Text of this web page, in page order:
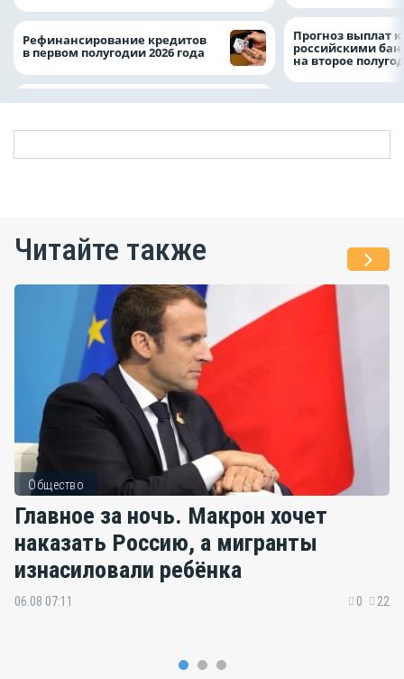
Рефинансирование кредитов
в первом полугодии 2026 года
Прогноз выплат
российскими
на второе
Читайте также
Общество
Главное за ночь. Макрон хочет
наказать Россию, а мигранты
изнасиловали ребёнка
06.08 07:11 0 22